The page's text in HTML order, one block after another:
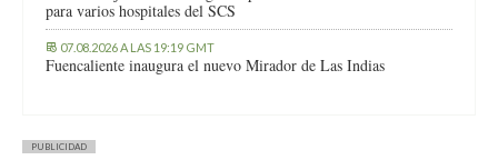
para varios hospitales del SCS
07.08.2026 A LAS 19:19 GMT
Fuencaliente inaugura el nuevo Mirador de Las Indias
PUBLICIDAD